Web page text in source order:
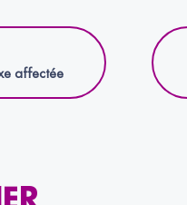
affectée